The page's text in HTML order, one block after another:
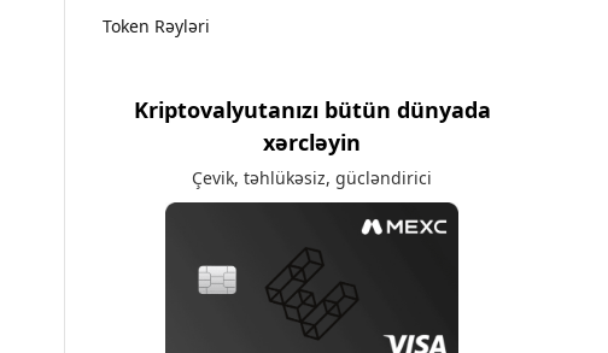
Token Rəyləri
Kriptovalyutanızı bütün dünyada
xərcləyin
Çevik, təhlükəsiz, gücləndirici